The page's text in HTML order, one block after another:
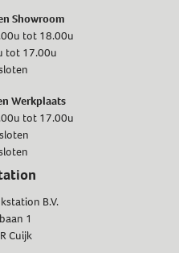
Showroom
tot 18.00u
tot 17.00u
Werkplaats
tot 17.00u
B.V.
1
Cuijk